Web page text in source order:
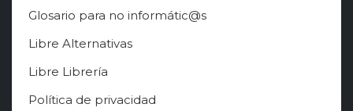
Glosario para no informátic@s
Libre Alternativas
Libre Librería
Política de privacidad